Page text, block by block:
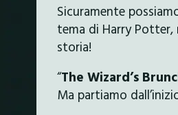
Sicuramente
tema di Harry
storia!
“The Wizard’s
Ma partiamo